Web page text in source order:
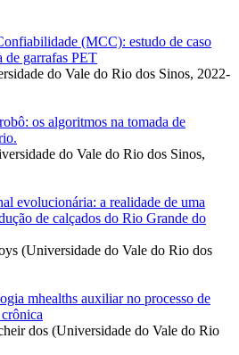
(MCC): estudo de caso
de garrafas PET
do Vale do Rio dos Sinos, 2022-
os algoritmos na tomada de
do Vale do Rio dos Sinos,
evolucionária: a realidade de uma
de calçados do Rio Grande do
(Universidade do Vale do Rio dos
mhealths auxiliar no processo de
dos (Universidade do Vale do Rio